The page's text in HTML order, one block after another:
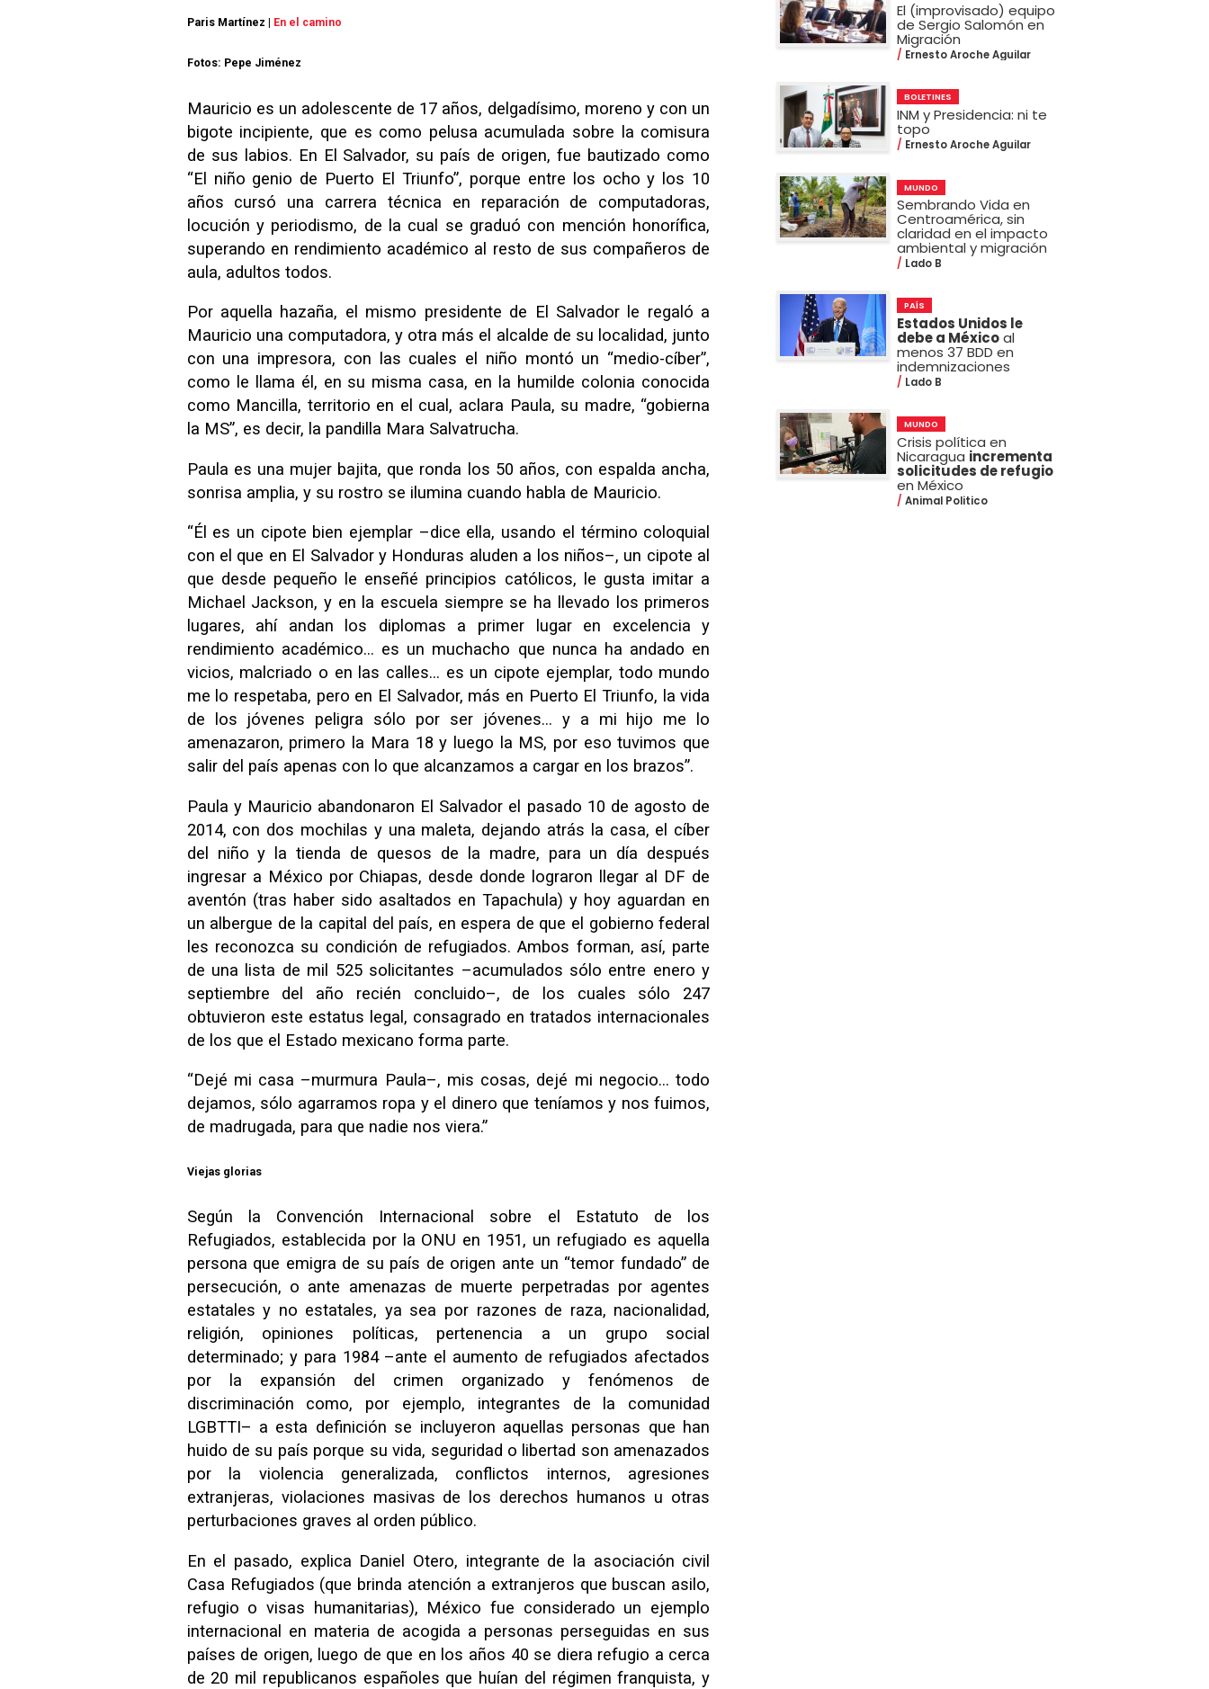
Paris Martínez | En el camino
Fotos: Pepe Jiménez
Mauricio es un adolescente de 17 años, delgadísimo, moreno y con un
bigote incipiente, que es como pelusa acumulada sobre la comisura
de sus labios. En El Salvador, su país de origen, fue bautizado como
“El niño genio de Puerto El Triunfo”, porque entre los ocho y los 10
años cursó una carrera técnica en reparación de computadoras,
locución y periodismo, de la cual se graduó con mención honorífica,
superando en rendimiento académico al resto de sus compañeros de
aula, adultos todos.
Por aquella hazaña, el mismo presidente de El Salvador le regaló a
Mauricio una computadora, y otra más el alcalde de su localidad, junto
con una impresora, con las cuales el niño montó un “medio-cíber”,
como le llama él, en su misma casa, en la humilde colonia conocida
como Mancilla, territorio en el cual, aclara Paula, su madre, “gobierna
la MS”, es decir, la pandilla Mara Salvatrucha.
Paula es una mujer bajita, que ronda los 50 años, con espalda ancha,
sonrisa amplia, y su rostro se ilumina cuando habla de Mauricio.
“Él es un cipote bien ejemplar –dice ella, usando el término coloquial
con el que en El Salvador y Honduras aluden a los niños–, un cipote al
que desde pequeño le enseñé principios católicos, le gusta imitar a
Michael Jackson, y en la escuela siempre se ha llevado los primeros
lugares, ahí andan los diplomas a primer lugar en excelencia y
rendimiento académico… es un muchacho que nunca ha andado en
vicios, malcriado o en las calles… es un cipote ejemplar, todo mundo
me lo respetaba, pero en El Salvador, más en Puerto El Triunfo, la vida
de los jóvenes peligra sólo por ser jóvenes… y a mi hijo me lo
amenazaron, primero la Mara 18 y luego la MS, por eso tuvimos que
salir del país apenas con lo que alcanzamos a cargar en los brazos”.
Paula y Mauricio abandonaron El Salvador el pasado 10 de agosto de
2014, con dos mochilas y una maleta, dejando atrás la casa, el cíber
del niño y la tienda de quesos de la madre, para un día después
ingresar a México por Chiapas, desde donde lograron llegar al DF de
aventón (tras haber sido asaltados en Tapachula) y hoy aguardan en
un albergue de la capital del país, en espera de que el gobierno federal
les reconozca su condición de refugiados. Ambos forman, así, parte
de una lista de mil 525 solicitantes –acumulados sólo entre enero y
septiembre del año recién concluido–, de los cuales sólo 247
obtuvieron este estatus legal, consagrado en tratados internacionales
de los que el Estado mexicano forma parte.
“Dejé mi casa –murmura Paula–, mis cosas, dejé mi negocio… todo
dejamos, sólo agarramos ropa y el dinero que teníamos y nos fuimos,
de madrugada, para que nadie nos viera.”
Viejas glorias
Según la Convención Internacional sobre el Estatuto de los
Refugiados, establecida por la ONU en 1951, un refugiado es aquella
persona que emigra de su país de origen ante un “temor fundado” de
persecución, o ante amenazas de muerte perpetradas por agentes
estatales y no estatales, ya sea por razones de raza, nacionalidad,
religión, opiniones políticas, pertenencia a un grupo social
determinado; y para 1984 –ante el aumento de refugiados afectados
por la expansión del crimen organizado y fenómenos de
discriminación como, por ejemplo, integrantes de la comunidad
LGBTTI– a esta definición se incluyeron aquellas personas que han
huido de su país porque su vida, seguridad o libertad son amenazados
por la violencia generalizada, conflictos internos, agresiones
extranjeras, violaciones masivas de los derechos humanos u otras
perturbaciones graves al orden público.
En el pasado, explica Daniel Otero, integrante de la asociación civil
Casa Refugiados (que brinda atención a extranjeros que buscan asilo,
refugio o visas humanitarias), México fue considerado un ejemplo
internacional en materia de acogida a personas perseguidas en sus
países de origen, luego de que en los años 40 se diera refugio a cerca
de 20 mil republicanos españoles que huían del régimen franquista, y
El (improvisado) equipo
de Sergio Salomón en
Migración
Ernesto Aroche Aguilar
BOLETINES
INM y Presidencia: ni te
topo
Ernesto Aroche Aguilar
MUNDO
Sembrando Vida en
Centroamérica, sin
claridad en el impacto
ambiental y migración
Lado B
PAÍS
Estados Unidos le
debe a Méxicoal
menos 37 BDD en
indemnizaciones
Lado B
MUNDO
Crisis política en
Nicaragua incrementa
solicitudes de refugio
en México
Animal Politico